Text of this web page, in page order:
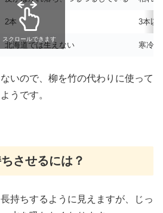
2本 3本以
北海道では生えない 寒冷
スクロールできます
いので、柳を竹の代わりに使って
うです。
させるには？
持ちするように見えますが、じっ